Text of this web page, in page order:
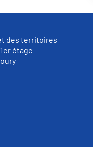
des territoires
étage